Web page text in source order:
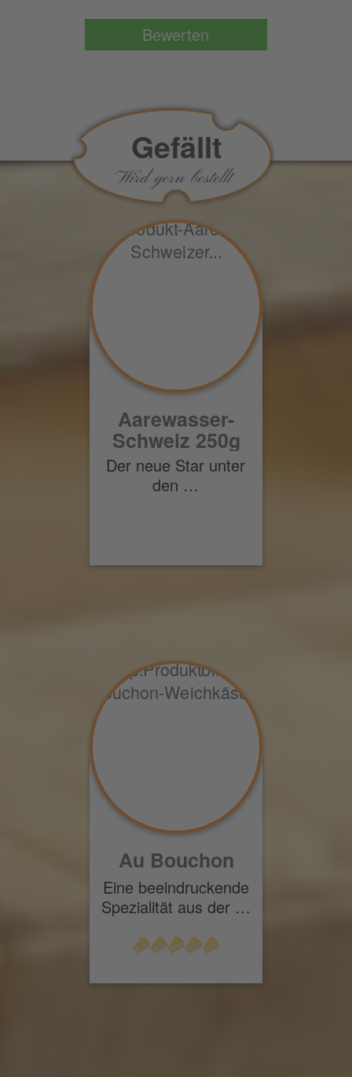
Gefällt
Wird gern bestellt
Aarewasser-
Schweiz 250g
Der neue Star unter
den …
Au Bouchon
Eine beeindruckende
Spezialität aus der …